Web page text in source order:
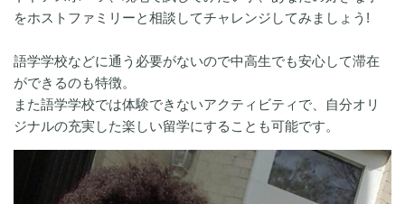
をホストファミリーと相談してチャレンジしてみましょう!
語学学校などに通う必要がないので中高生でも安心して滞在
ができるのも特徴。
また語学学校では体験できないアクティビティで、自分オリ
ジナルの充実した楽しい留学にすることも可能です。